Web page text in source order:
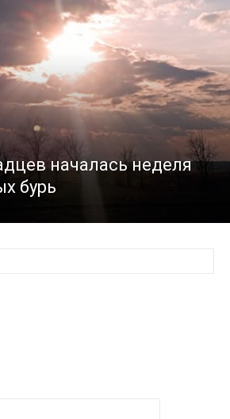
началась неделя
бурь